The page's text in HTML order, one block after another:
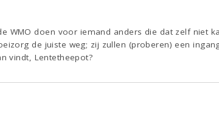
WMO doen voor iemand anders die dat zelf niet
de juiste weg; zij zullen (proberen) een
vindt, Lentetheepot?